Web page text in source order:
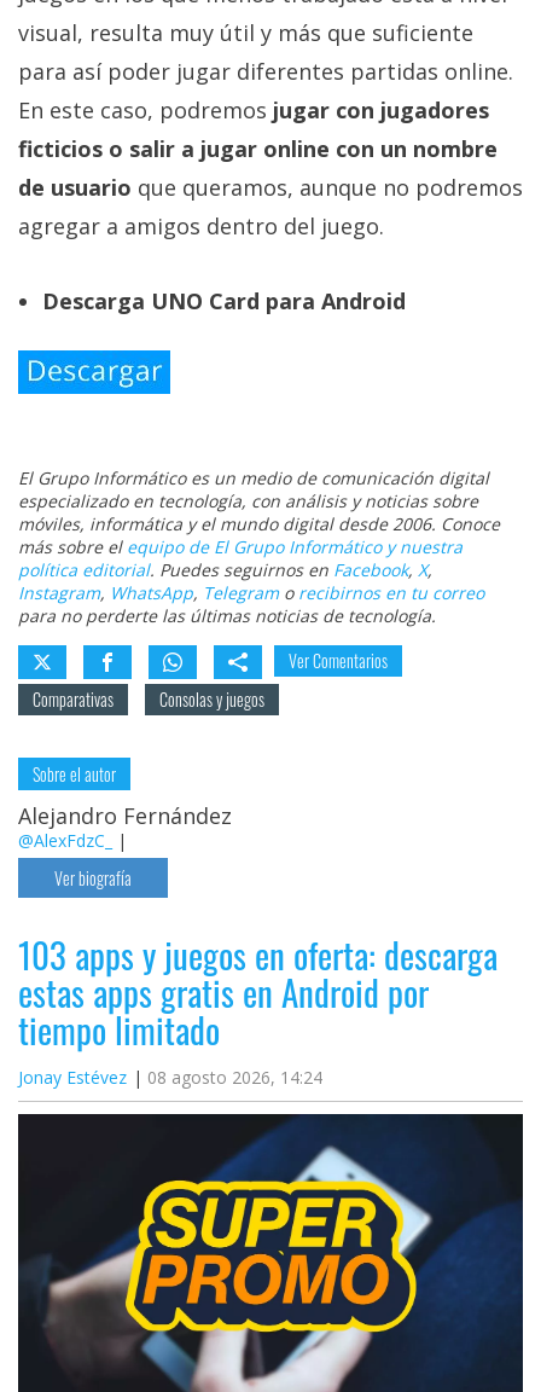
visual, resulta muy útil y más que suficiente
para así poder jugar diferentes partidas online.
En este caso, podremos jugar con jugadores
ficticios o salir a jugar online con un nombre
de usuario que queramos, aunque no podremos
agregar a amigos dentro del juego.
Descarga UNO Card para Android
El Grupo Informático es un medio de comunicación digital
especializado en tecnología, con análisis y noticias sobre
móviles, informática y el mundo digital desde 2006. Conoce
más sobre el equipo de El Grupo Informático y nuestra
política editorial. Puedes seguirnos en Facebook, X,
Instagram, WhatsApp, Telegramo recibirnos en tu correo
para no perderte las últimas noticias de tecnología.
Ver Comentarios
Comparativas
Consolas y juegos
Sobre el autor
Alejandro Fernández
@AlexFdzC_ |
Ver biografía
103 apps y juegos en oferta: descarga
estas apps gratis en Android por
tiempo limitado
Jonay Estévez 08 agosto 2026, 14:24